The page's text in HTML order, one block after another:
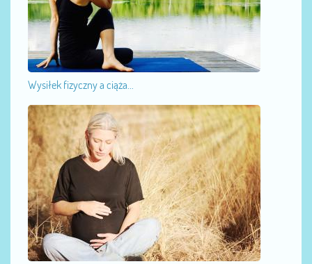
Wysiłek fizyczny a ciąża...